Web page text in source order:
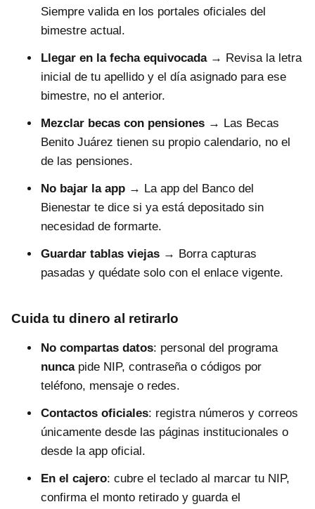
Siempre valida en los portales oficiales del
bimestre actual.
Llegar en la fecha equivocada→ Revisa la letra
inicial de tu apellido y el día asignado para ese
bimestre, no el anterior.
Mezclar becas con pensiones → Las Becas
Benito Juárez tienen su propio calendario, no el
de las pensiones.
No bajar la app → La app del Banco del
Bienestar te dice si ya está depositado sin
necesidad de formarte.
Guardar tablas viejas → Borra capturas
pasadas y quédate solo con el enlace vigente.
Cuida tu dinero al retirarlo
No compartas datos: personal del programa
nuncapide NIP, contraseña o códigos por
teléfono, mensaje o redes.
Contactos oficiales: registra números y correos
únicamente desde las páginas institucionales o
desde la app oficial.
En el cajero: cubre el teclado al marcar tu NIP,
confirma el monto retirado y guarda el